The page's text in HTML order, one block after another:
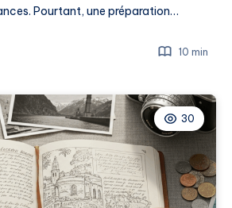
Pourtant, une préparation…
10 min
30